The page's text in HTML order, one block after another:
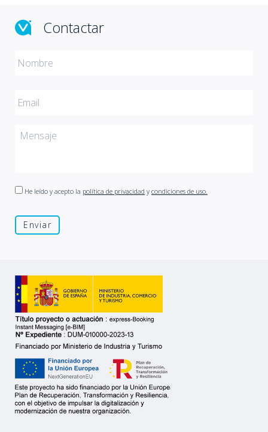
Contactar
He leído y acepto la política de privacidad y condiciones de uso.